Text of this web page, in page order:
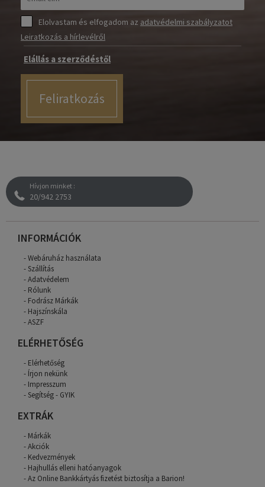
Elolvastam és elfogadom az adatvédelmi szabályzatot
Leiratkozás a hírlevélről
Elállás a szerződéstől
Feliratkozás
Hívjon minket :
20/942 2753
INFORMÁCIÓK
Webáruház használata
Szállítás
Adatvédelem
Rólunk
Fodrász Márkák
Hajszínskála
ASZF
ELÉRHETŐSÉG
Elérhetőség
Írjon nekünk
Impresszum
Segítség - GYIK
EXTRÁK
Márkák
Akciók
Kedvezmények
Hajhullás elleni hatóanyagok
Az Online Bankkártyás fizetést biztosítja a Barion!